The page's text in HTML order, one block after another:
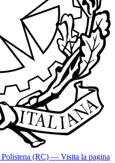
Polistena (RC) — Visita la pagina